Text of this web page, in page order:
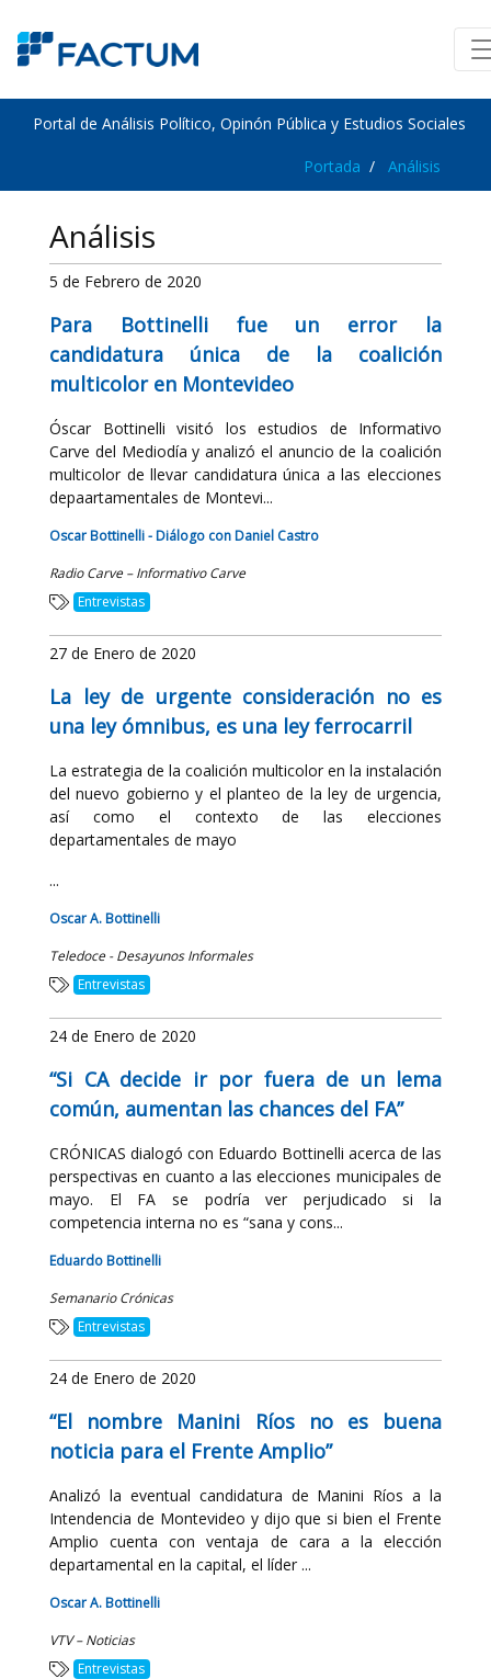
Portal de Análisis Político, Opinón Pública y Estudios Sociales
Portada Análisis
Análisis
5 de Febrero de 2020
Para Bottinelli fue un error la
candidatura única de la coalición
multicolor en Montevideo
Óscar Bottinelli visitó los estudios de Informativo
Carve del Mediodía y analizó el anuncio de la coalición
multicolor de llevar candidatura única a las elecciones
depaartamentales de Montevi...
Oscar Bottinelli - Diálogo con Daniel Castro
Radio Carve – Informativo Carve
Entrevistas
27 de Enero de 2020
La ley de urgente consideración no es
una ley ómnibus, es una ley ferrocarril
La estrategia de la coalición multicolor en la instalación
del nuevo gobierno y el planteo de la ley de urgencia,
así como el contexto de las elecciones
departamentales de mayo
...
Oscar A. Bottinelli
Teledoce - Desayunos Informales
Entrevistas
24 de Enero de 2020
“Si CA decide ir por fuera de un lema
común, aumentan las chances del FA”
CRÓNICAS dialogó con Eduardo Bottinelli acerca de las
perspectivas en cuanto a las elecciones municipales de
mayo. El FA se podría ver perjudicado si la
competencia interna no es “sana y cons...
Eduardo Bottinelli
Semanario Crónicas
Entrevistas
24 de Enero de 2020
“El nombre Manini Ríos no es buena
noticia para el Frente Amplio”
Analizó la eventual candidatura de Manini Ríos a la
Intendencia de Montevideo y dijo que si bien el Frente
Amplio cuenta con ventaja de cara a la elección
departamental en la capital, el líder ...
Oscar A. Bottinelli
VTV – Noticias
Entrevistas